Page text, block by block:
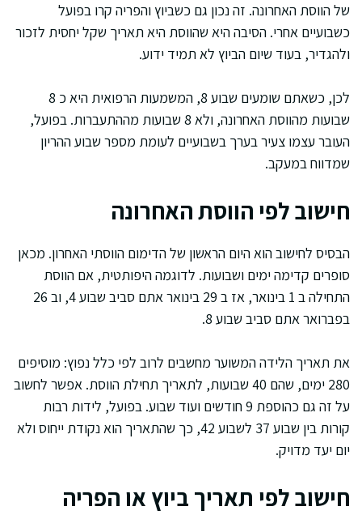
של הווסת האחרונה. זה נכון גם כשביוץ והפריה קרו בפועל
כשבועיים אחרי. הסיבה היא שהווסת היא תאריך שקל יחסית לזכור
ולהגדיר, בעוד שיום הביוץ לא תמיד ידוע.
לכן, כשאתם שומעים שבוע 8, המשמעות הרפואית היא כ 8
שבועות מהווסת האחרונה, ולא 8 שבועות מההתעברות. בפועל,
העובר עצמו צעיר בערך בשבועיים לעומת מספר שבוע ההריון
שמדווח במעקב.
חישוב לפי הווסת האחרונה
הבסיס לחישוב הוא היום הראשון של הדימום הווסתי האחרון. מכאן
סופרים קדימה ימים ושבועות. לדוגמה היפותטית, אם הווסת
התחילה ב 1 בינואר, אז ב 29 בינואר אתם סביב שבוע 4, וב 26
בפברואר אתם סביב שבוע 8.
את תאריך הלידה המשוער מחשבים לרוב לפי כלל נפוץ: מוסיפים
280 ימים, שהם 40 שבועות, לתאריך תחילת הווסת. אפשר לחשוב
על זה גם כהוספת 9 חודשים ועוד שבוע. בפועל, לידות רבות
קורות בין שבוע 37 לשבוע 42, כך שהתאריך הוא נקודת ייחוס ולא
יום יעד מדויק.
חישוב לפי תאריך ביוץ או הפריה